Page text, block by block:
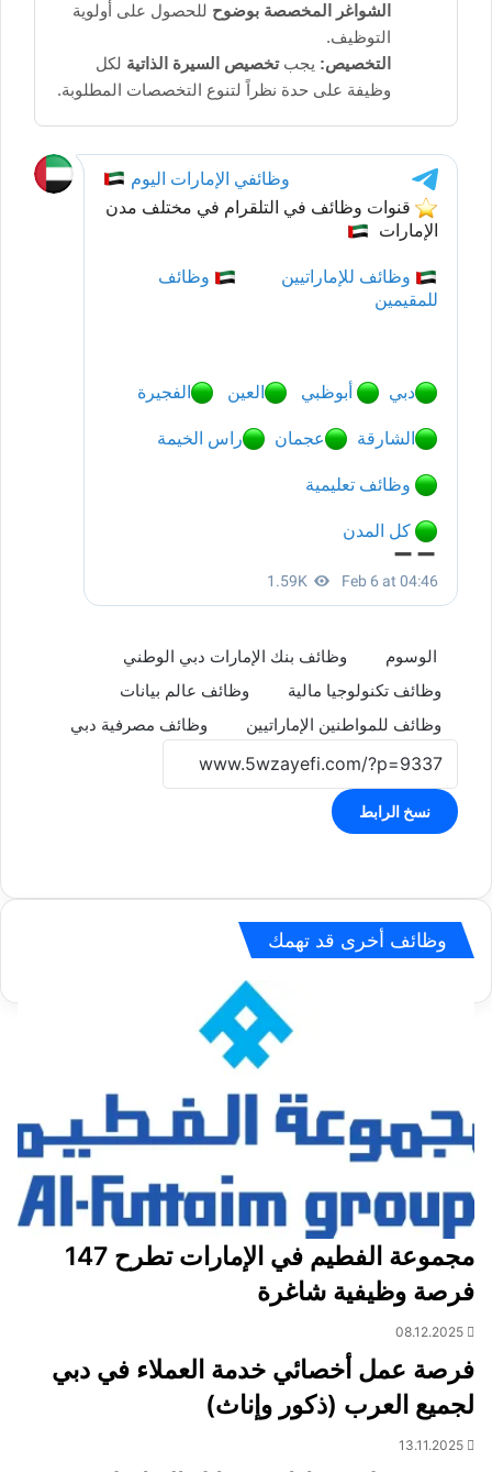
الشواغر المخصصة بوضوح للحصول على أولوية
التوظيف.
التخصيص: يجبتخصيص السيرة الذاتية لكل
وظيفة على حدة نظراً لتنوع التخصصات المطلوبة.
الوسوم
وظائف بنك الإمارات دبي الوطني
وظائف تكنولوجيا مالية
وظائف عالم بيانات
وظائف للمواطنين الإماراتيين
وظائف مصرفية دبي
نسخ الرابط
وظائف أخرى قد تهمك
مجموعة الفطيم في الإمارات تطرح 147
فرصة وظيفية شاغرة
08.12.2025
فرصة عمل أخصائي خدمة العملاء في دبي
لجميع العرب (ذكور وإناث)
13.11.2025